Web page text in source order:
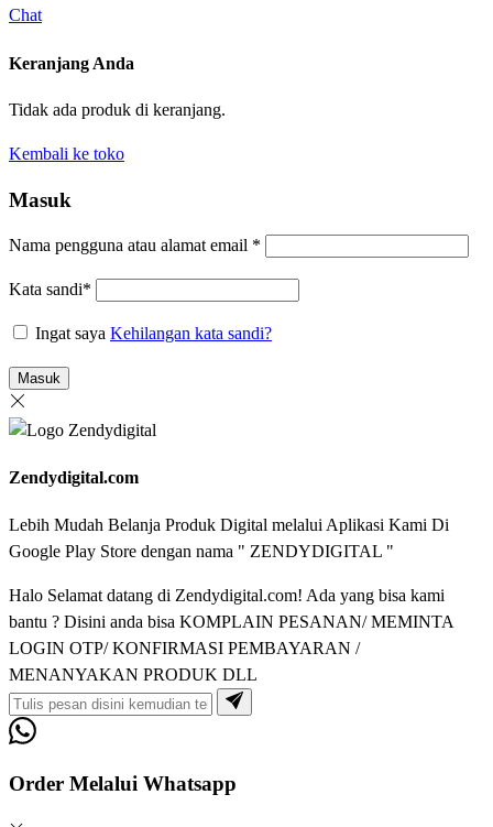
Chat
Keranjang Anda
Tidak ada produk di keranjang.
Kembali ke toko
Masuk
Nama pengguna atau alamat email *
Kata sandi*
Ingat saya Kehilangan kata sandi?
Masuk
Zendydigital.com
Lebih Mudah Belanja Produk Digital melalui Aplikasi Kami Di
Google Play Store dengan nama " ZENDYDIGITAL "
Halo Selamat datang di Zendydigital.com! Ada yang bisa kami
bantu ? Disini anda bisa KOMPLAIN PESANAN/ MEMINTA
LOGIN OTP/ KONFIRMASI PEMBAYARAN /
MENANYAKAN PRODUK DLL
Order Melalui Whatsapp